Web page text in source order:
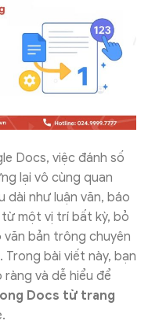
Docs, việc đánh số
lại vô cùng quan
như luận văn, báo
một vị trí bất kỳ, bỏ
văn bản trông chuyên
bài viết này, bạn
và dễ hiểu để
Docs từ trang